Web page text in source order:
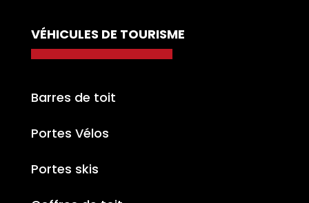
VÉHICULES DE TOURISME
Barres de toit
Portes Vélos
Portes skis